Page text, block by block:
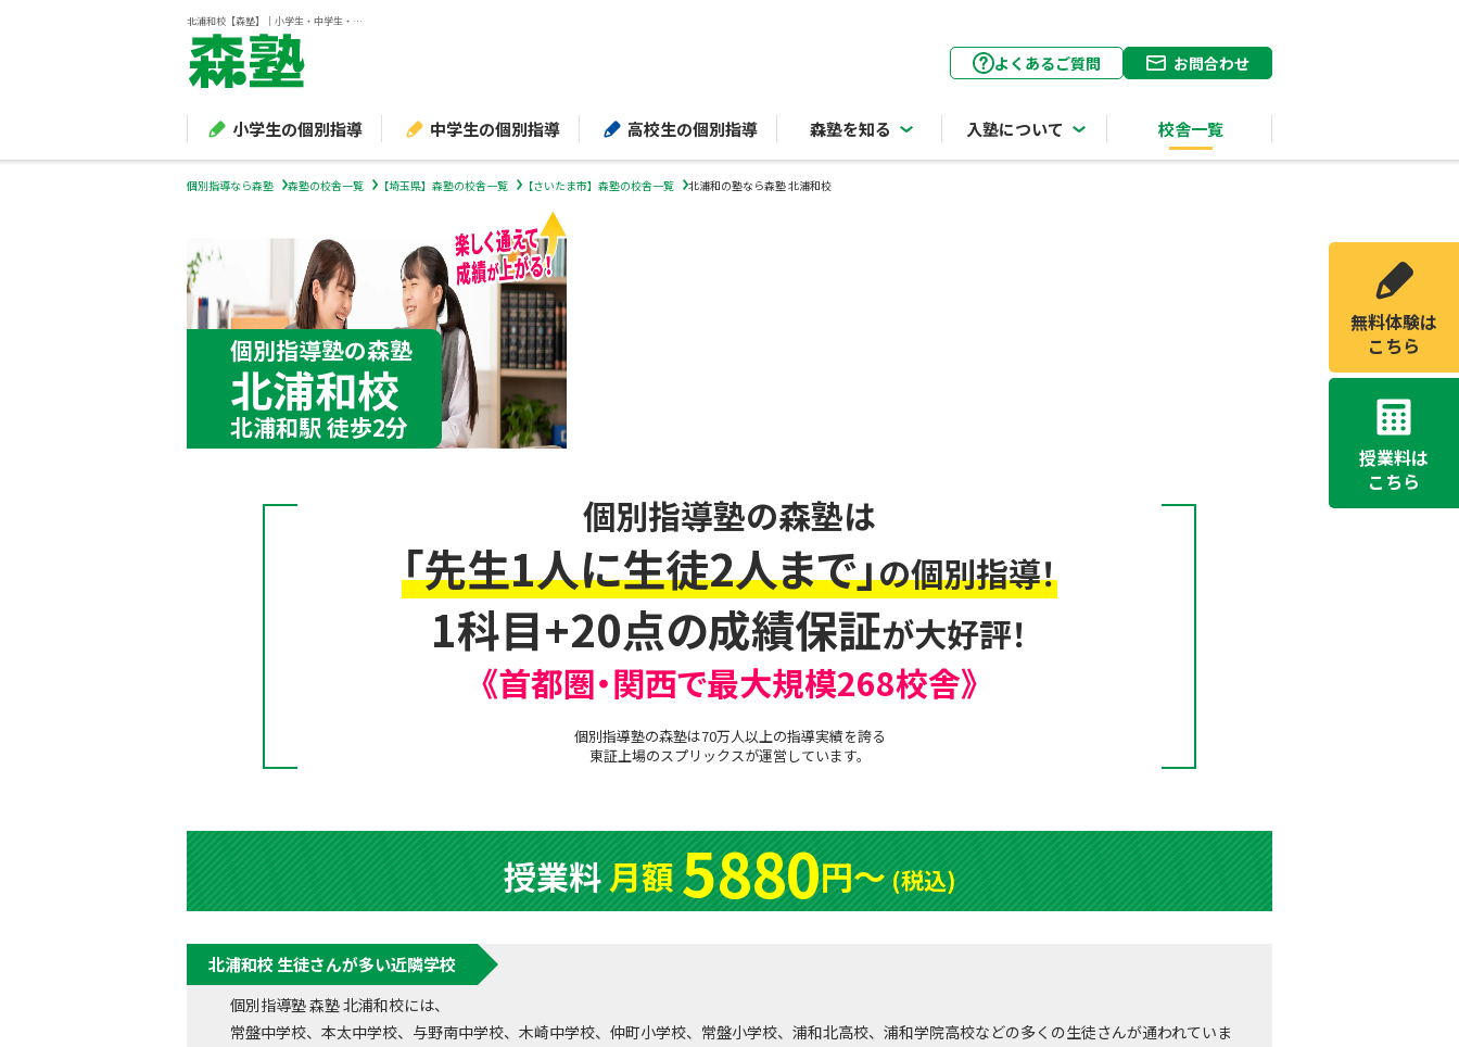
北浦和校【森塾】｜小学生・中学生・高校生の個別指導塾・学習塾
小学生の個別指導 中学生の個別指導 高校生の個別指導 森塾を知る 入塾について 校舎一覧
よくあるご質問 お問合わせ
個別指導なら森塾 森塾の校舎一覧 【埼玉県】森塾の校舎一覧 【さいたま市】森塾の校舎一覧 北浦和の塾なら森塾 北浦和校
個別指導塾の森塾
北浦和校
北浦和駅 徒歩2分
個別指導塾の森塾は
「先生1人に生徒2人まで」の個別指導！
1科目+20点の成績保証が大好評！
《首都圏・関西で最大規模268校舎》
個別指導塾の森塾は70万人以上の指導実績を誇る
東証上場のスプリックスが運営しています。
授業料月額5880円〜(税込)
北浦和校 生徒さんが多い近隣学校
個別指導塾 森塾 北浦和校には、
常盤中学校、本太中学校、与野南中学校、木崎中学校、仲町小学校、常盤小学校、浦和北高校、浦和学院高校などの多くの生徒さんが通われていま
無料体験は
こちら
授業料は
こちら